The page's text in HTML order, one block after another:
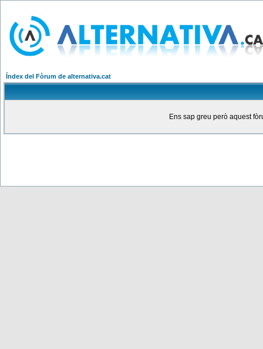
Índex del Fòrum de alternativa.cat
Ens sap greu però aquest